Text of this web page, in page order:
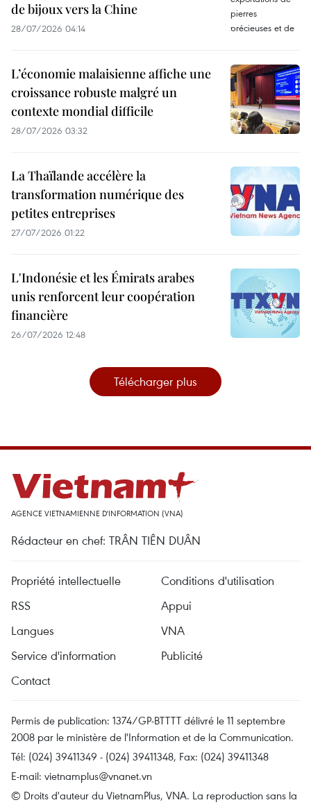
de bijoux vers la Chine
28/07/2026 04:14
L’économie malaisienne affiche une
croissance robuste malgré un
contexte mondial difficile
28/07/2026 03:32
La Thaïlande accélère la
transformation numérique des
petites entreprises
27/07/2026 01:22
L'Indonésie et les Émirats arabes
unis renforcent leur coopération
financière
26/07/2026 12:48
Télécharger plus
AGENCE VIETNAMIENNE D'INFORMATION (VNA)
Rédacteur en chef: TRÂN TIÊN DUÂN
Propriété intellectuelle
Conditions d'utilisation
RSS
Appui
Langues
VNA
Service d'information
Publicité
Contact
Permis de publication: 1374/GP-BTTTT délivré le 11 septembre
2008 par le ministère de l'Information et de la Communication.
Tél: (024) 39411349 - (024) 39411348, Fax: (024) 39411348
E-mail: vietnamplus@vnanet.vn
© Droits d'auteur du VietnamPlus, VNA. La reproduction sans la